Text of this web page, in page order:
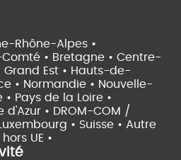
Rhône-Alpes •
• Bretagne • Centre-
Grand Est • Hauts-de-
• Normandie • Nouvelle-
• Pays de la Loire •
d'Azur • DROM-COM /
• Suisse • Autre
UE •